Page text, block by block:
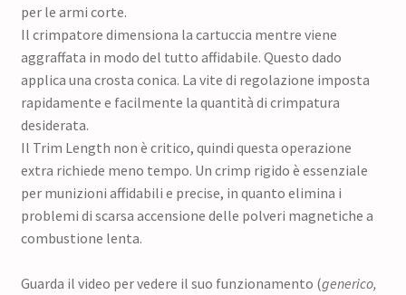
per le armi corte.
Il crimpatore dimensiona la cartuccia mentre viene
aggraffata in modo del tutto affidabile. Questo dado
applica una crosta conica. La vite di regolazione imposta
rapidamente e facilmente la quantità di crimpatura
desiderata.
Il Trim Length non è critico, quindi questa operazione
extra richiede meno tempo. Un crimp rigido è essenziale
per munizioni affidabili e precise, in quanto elimina i
problemi di scarsa accensione delle polveri magnetiche a
combustione lenta.
Guarda il video per vedere il suo funzionamento (generico,